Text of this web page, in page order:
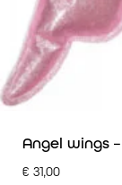
Angel wings
€ 31,00